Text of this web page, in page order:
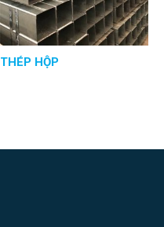
THÉP HỘP